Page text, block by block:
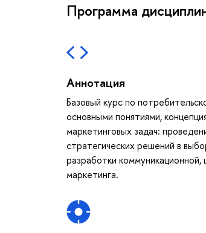
Программа
Аннотация
Базовый курс по
основными понятиями,
маркетинговых задач:
стратегических решений в
разработки
маркетинга.